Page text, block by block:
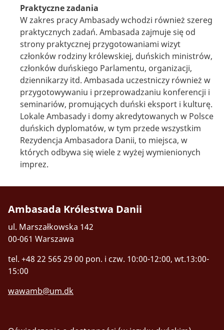
Praktyczne zadania
W zakres pracy Ambasady wchodzi również szereg
praktycznych zadań. Ambasada zajmuje się od
strony praktycznej przygotowaniami wizyt
członków rodziny królewskiej, duńskich ministrów,
członków duńskiego Parlamentu, organizacji,
dziennikarzy itd. Ambasada uczestniczy również w
przygotowywaniu i przeprowadzaniu konferencji i
seminariów, promujących duński eksport i kulturę.
Lokale Ambasady i domy akredytowanych w Polsce
duńskich dyplomatów, w tym przede wszystkim
Rezydencja Ambasadora Danii, to miejsca, w
których odbywa się wiele z wyżej wymienionych
imprez.
Ambasada Królestwa Danii
ul. Marszałkowska 142
00-061 Warszawa
tel. +48 22 565 29 00 pon. i czw. 10:00-12:00, wt.13:00-
15:00
wawamb@um.dk